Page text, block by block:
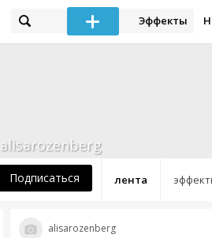
Эффекты
лента
alisarozenberg
Подписаться
alisarozenberg